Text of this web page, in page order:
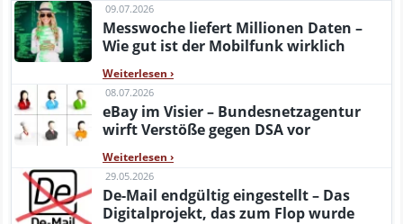
09.07.2026
Messwoche liefert Millionen Daten –
Wie gut ist der Mobilfunk wirklich
Weiterlesen ›
08.07.2026
eBay im Visier – Bundesnetzagentur
wirft Verstöße gegen DSA vor
Weiterlesen ›
29.05.2026
De-Mail endgültig eingestellt – Das
Digitalprojekt, das zum Flop wurde